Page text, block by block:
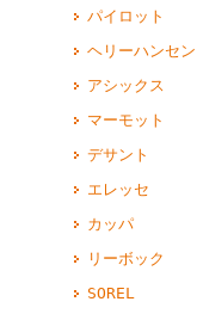
パイロット
ヘリーハンセン
アシックス
マーモット
デサント
エレッセ
カッパ
リーボック
SOREL